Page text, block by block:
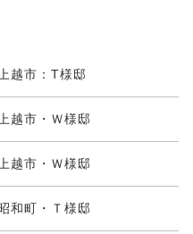
越市：T様邸
越市・Ｗ様邸
越市・Ｗ様邸
和町・Ｔ様邸